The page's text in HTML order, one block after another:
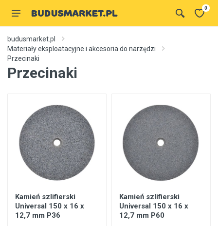
0
budusmarket.pl
Materiały eksploatacyjne i akcesoria do narzędzi
Przecinaki
Przecinaki
Kamień szlifierski
Universal 150 x 16 x
12,7 mm P36
Kamień szlifierski
Universal 150 x 16 x
12,7 mm P60